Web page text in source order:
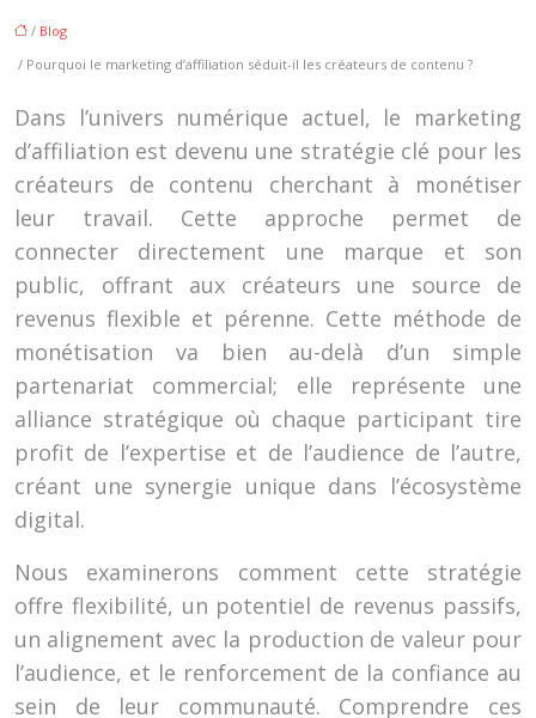
/ Blog
/ Pourquoi le marketing d’affiliation séduit-il les créateurs de contenu ?
Dans l’univers numérique actuel, le marketing
d’affiliation est devenu une stratégie clé pour les
créateurs de contenu cherchant à monétiser
leur travail. Cette approche permet de
connecter directement une marque et son
public, offrant aux créateurs une source de
revenus flexible et pérenne. Cette méthode de
monétisation va bien au-delà d’un simple
partenariat commercial; elle représente une
alliance stratégique où chaque participant tire
profit de l’expertise et de l’audience de l’autre,
créant une synergie unique dans l’écosystème
digital.
Nous examinerons comment cette stratégie
offre flexibilité, un potentiel de revenus passifs,
un alignement avec la production de valeur pour
l’audience, et le renforcement de la confiance au
sein de leur communauté. Comprendre ces